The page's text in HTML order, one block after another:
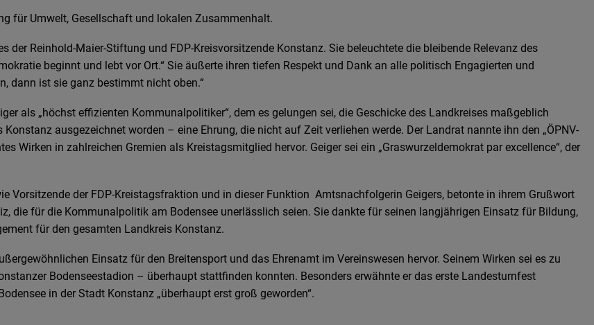
für Umwelt, Gesellschaft und lokalen Zusammenhalt.
der Reinhold-Maier-Stiftung und FDP-Kreisvorsitzende Konstanz. Sie beleuchtete die bleibende Relevanz des
beginnt und lebt vor Ort.“ Sie äußerte ihren tiefen Respekt und Dank an alle politisch Engagierten und
dann ist sie ganz bestimmt nicht oben.“
als „höchst effizienten Kommunalpolitiker“, dem es gelungen sei, die Geschicke des Landkreises maßgeblich
ausgezeichnet worden – eine Ehrung, die nicht auf Zeit verliehen werde. Der Landrat nannte ihn den „ÖPNV-
Wirken in zahlreichen Gremien als Kreistagsmitglied hervor. Geiger sei ein „Graswurzeldemokrat par excellence“, der
Vorsitzende der FDP-Kreistagsfraktion und in dieser Funktion Amtsnachfolgerin Geigers, betonte in ihrem Grußwort
die für die Kommunalpolitik am Bodensee unerlässlich seien. Sie dankte für seinen langjährigen Einsatz für Bildung,
für den gesamten Landkreis Konstanz.
Einsatz für den Breitensport und das Ehrenamt im Vereinswesen hervor. Seinem Wirken sei es zu
Bodenseestadion – überhaupt stattfinden konnten. Besonders erwähnte er das erste Landesturnfest
in der Stadt Konstanz „überhaupt erst groß geworden“.